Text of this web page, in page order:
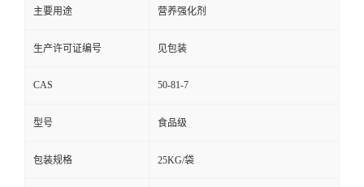
主要用途 营养强化剂
生产许可证编号 见包装
CAS 50-81-7
型号 食品级
包装规格 25KG/袋